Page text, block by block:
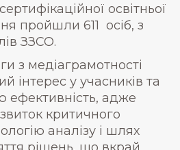
освітньої
пройшли 611 осіб, з
ЗЗСО.
з медіаграмотності
інтерес у учасників та
ефективність, адже
критичного
аналізу і шлях
рішень, що вкрай